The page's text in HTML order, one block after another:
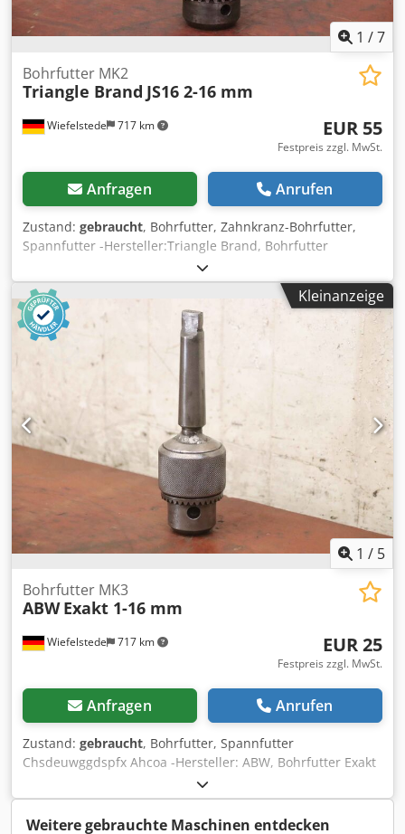
1 /7
Wiefelstede 717 km
Bohrfutter MK2
Triangle Brand JS16 2-16 mm
EUR 55
Festpreis zzgl. MwSt.
Anfragen Anrufen
Zustand: gebraucht, Bohrfutter, Zahnkranz-Bohrfutter,
Spannfutter -Hersteller:Triangle Brand, Bohrfutter
Zahnkranz-Bohrfutter Aufnahme MK2 -Typ: JS16 -
Spannbereich: 2-16 mm -Abmessung: Ø 56 x 158 mm -
Gewicht: 1,0 kg Chsdpfxoux Salo Ahcsa
Kleinanzeige
1 / 5
Wiefelstede 717 km
Bohrfutter MK3
ABW Exakt 1-16 mm
EUR 25
Festpreis zzgl. MwSt.
Anfragen Anrufen
Zustand: gebraucht, Bohrfutter, Spannfutter
Chsdeuwggdspfx Ahcoa -Hersteller: ABW, Bohrfutter Exakt
MK3 -Spannbereich: 1-16 mm / 1/8-5/8" -Anzahl; 1x
Bohrfutter vorhanden -Abmessung: Ø 58 x 190 mm -
Gewicht: 1,3 kg
Weitere gebrauchte Maschinen entdecken